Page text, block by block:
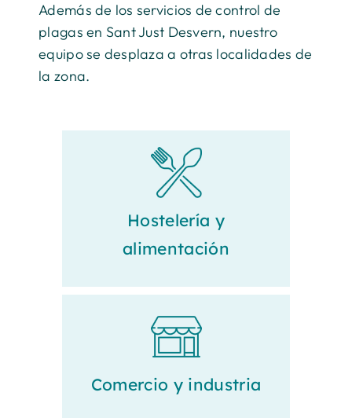
Además de los servicios de control de
plagas en Sant Just Desvern, nuestro
equipo se desplaza a otras localidades de
la zona.
Hostelería y
alimentación
Comercio y industria